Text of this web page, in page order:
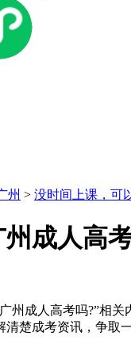
州 > 没时间上课，可
成人高
成人高考吗?”相关
楚成考资讯，争取